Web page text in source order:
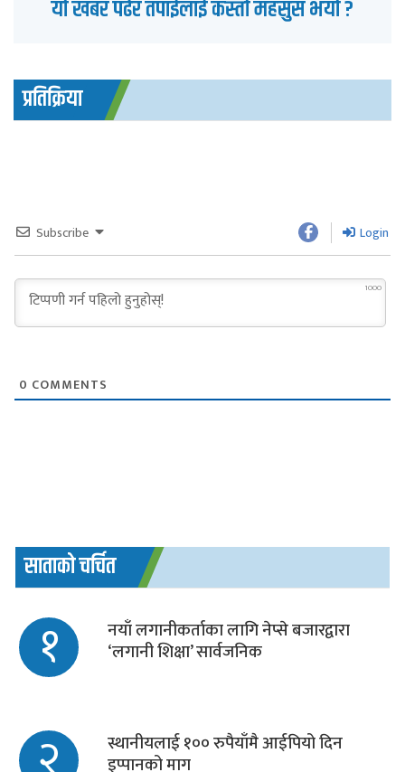
यो खबर पढेर तपाईलाई कस्तो महसुस भयो ?
प्रतिक्रिया
Subscribe Login
1000
0 COMMENTS
साताको चर्चित
१ नयाँ लगानीकर्ताका लागि नेप्से बजारद्वारा
‘लगानी शिक्षा’ सार्वजनिक
स्थानीयलाई १०० रुपैयाँमै आईपियो दिन
इप्पानको माग